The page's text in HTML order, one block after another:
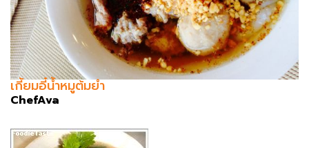
เกี้ยมอี๋น้ำหมูต้มยำ
ChefAva